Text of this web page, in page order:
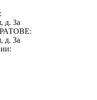
д. 3а
д. 3а